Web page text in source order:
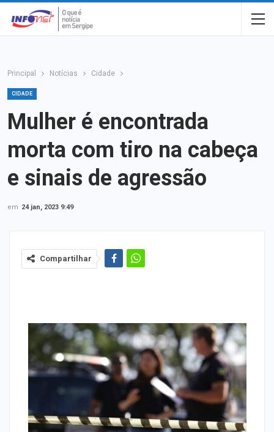
Principal Notícias Cidade
CIDADE
Mulher é encontrada
morta com tiro na cabeça
e sinais de agressão
em 24 jan, 2023 9:49
Compartilhar